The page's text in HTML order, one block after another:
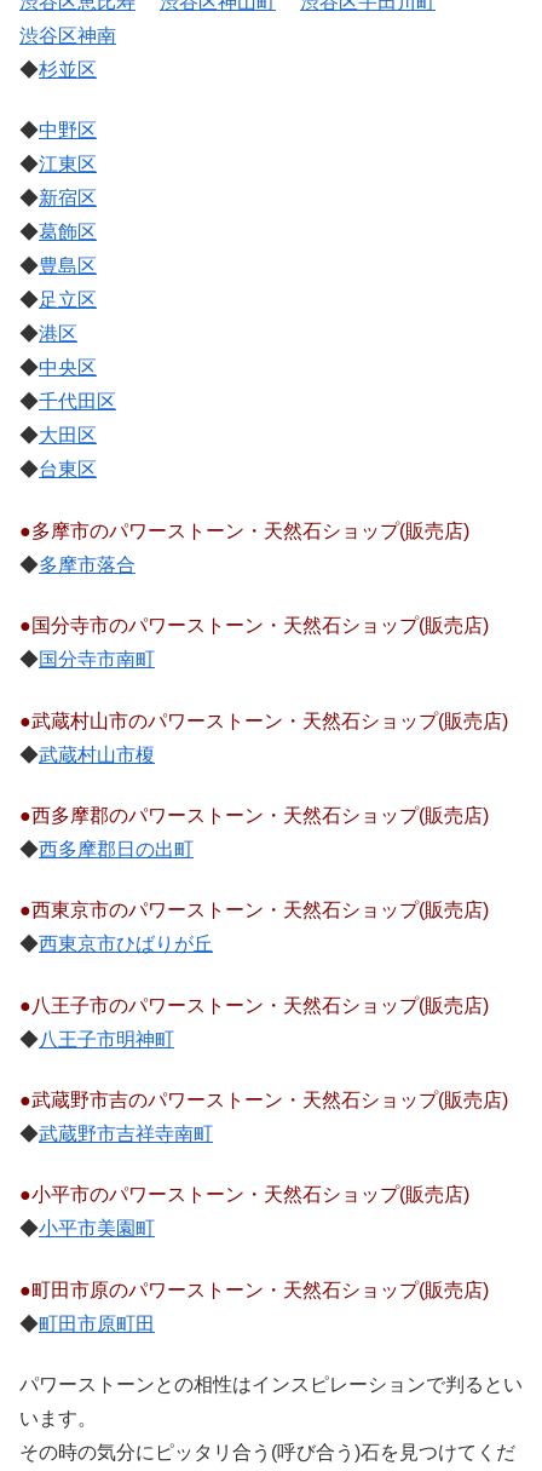
渋谷区神南
◆杉並区
◆中野区
◆江東区
◆新宿区
◆葛飾区
◆豊島区
◆足立区
◆港区
◆中央区
◆千代田区
◆大田区
◆台東区
●多摩市のパワーストーン・天然石ショップ(販売店)
◆多摩市落合
●国分寺市のパワーストーン・天然石ショップ(販売店)
◆国分寺市南町
●武蔵村山市のパワーストーン・天然石ショップ(販売店)
◆武蔵村山市榎
●西多摩郡のパワーストーン・天然石ショップ(販売店)
◆西多摩郡日の出町
●西東京市のパワーストーン・天然石ショップ(販売店)
◆西東京市ひばりが丘
●八王子市のパワーストーン・天然石ショップ(販売店)
◆八王子市明神町
●武蔵野市吉のパワーストーン・天然石ショップ(販売店)
◆武蔵野市吉祥寺南町
●小平市のパワーストーン・天然石ショップ(販売店)
◆小平市美園町
●町田市原のパワーストーン・天然石ショップ(販売店)
◆町田市原町田
パワーストーンとの相性はインスピレーションで判るとい
います。
その時の気分にピッタリ合う(呼び合う)石を見つけてくだ